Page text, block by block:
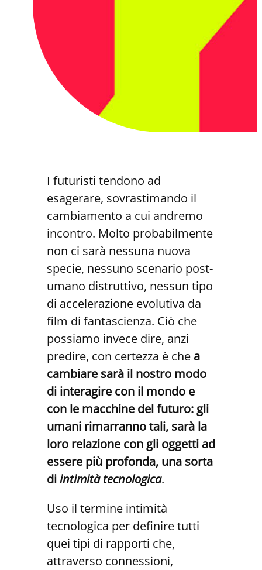
I futuristi tendono ad
esagerare, sovrastimando il
cambiamento a cui andremo
incontro. Molto probabilmente
non ci sarà nessuna nuova
specie, nessuno scenario post-
umano distruttivo, nessun tipo
di accelerazione evolutiva da
film di fantascienza. Ciò che
possiamo invece dire, anzi
predire, con certezza è che a
cambiare sarà il nostro modo
di interagire con il mondo e
con le macchine del futuro: gli
umani rimarranno tali, sarà la
loro relazione con gli oggetti ad
essere più profonda, una sorta
diintimità tecnologica.
Uso il termine intimità
tecnologica per definire tutti
quei tipi di rapporti che,
attraverso connessioni,